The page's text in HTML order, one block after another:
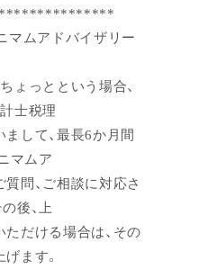
マムアドバイザリー
ょっとという場合、
士税理
して、最長6か月間
マムア
問、ご相談に対応さ
後、上
だける場合は、その
ます。